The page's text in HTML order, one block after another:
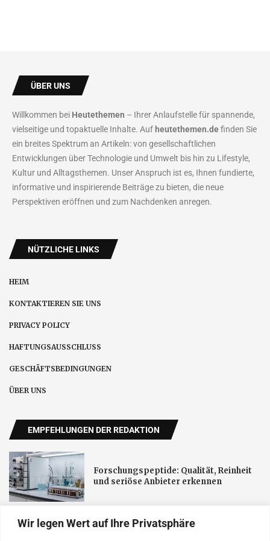
Wir legen Wert auf Ihre Privatsphäre
ÜBER UNS
Willkommen bei Heutethemen – Ihrer Anlaufstelle für spannende,
vielseitige und topaktuelle Inhalte. Auf heutethemen.definden Sie
ein breites Spektrum an Artikeln: von gesellschaftlichen
Entwicklungen über Technologie und Umwelt bis hin zu Lifestyle,
Kultur und Alltagsthemen. Unser Anspruch ist es, Ihnen fundierte,
informative und inspirierende Beiträge zu bieten, die neue
Perspektiven eröffnen und zum Nachdenken anregen.
NÜTZLICHE LINKS
HEIM
KONTAKTIEREN SIE UNS
PRIVACY POLICY
HAFTUNGSAUSSCHLUSS
GESCHÄFTSBEDINGUNGEN
ÜBER UNS
EMPFEHLUNGEN DER REDAKTION
Forschungspeptide: Qualität, Reinheit
und seriöse Anbieter erkennen
Schnelltest-FN verbindet Corona-Tests